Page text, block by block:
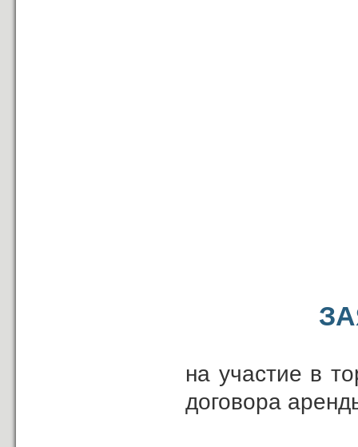
на участие в
договора